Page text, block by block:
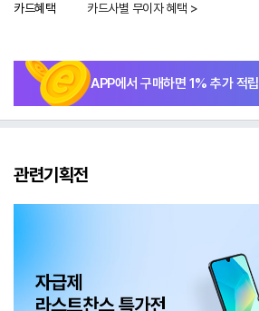
카드혜택 카드사별 무이자 혜택 >
APP에서 구매하면 1% 추가 적립
관련기획전